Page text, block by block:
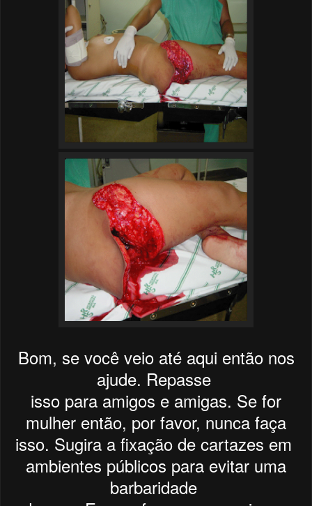
Bom, se você veio até aqui então nos
ajude. Repasse
isso para amigos e amigas. Se for
mulher então, por favor, nunca faça
isso. Sugira a fixação de cartazes em
ambientes públicos para evitar uma
barbaridade